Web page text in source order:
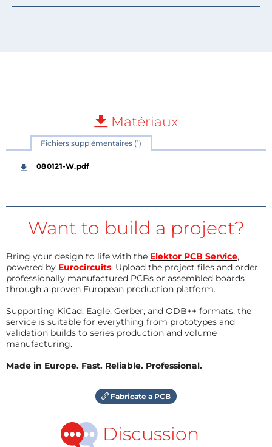
Matériaux
Fichiers supplémentaires (1)
080121-W.pdf
Want to build a project?
Bring your design to life with the Elektor PCB Service,
powered by Eurocircuits. Upload the project files and order
professionally manufactured PCBs or assembled boards
through a proven European production platform.
Supporting KiCad, Eagle, Gerber, and ODB++ formats, the
service is suitable for everything from prototypes and
validation builds to series production and volume
manufacturing.
Made in Europe. Fast. Reliable. Professional.
Fabricate a PCB
Discussion